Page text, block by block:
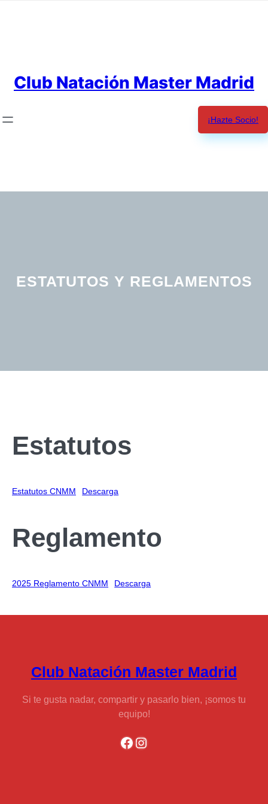
Club Natación Master Madrid
¡Hazte Socio!
ESTATUTOS Y REGLAMENTOS
Estatutos
Estatutos CNMM Descarga
Reglamento
2025 Reglamento CNMM Descarga
Club Natación Master Madrid
Si te gusta nadar, compartir y pasarlo bien, ¡somos tu
equipo!
Facebook Instagram